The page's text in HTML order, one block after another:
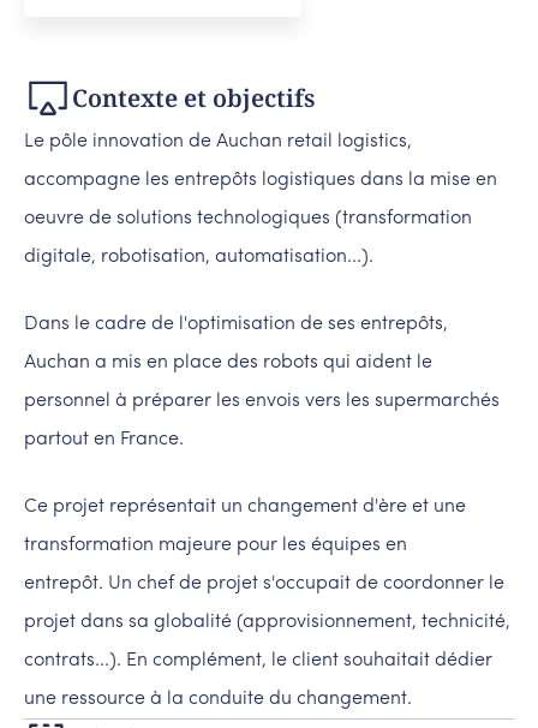
Contexte et objectifs
Le pôle innovation de Auchan retail logistics,
accompagne les entrepôts logistiques dans la mise en
oeuvre de solutions technologiques (transformation
digitale, robotisation, automatisation...).
Dans le cadre de l'optimisation de ses entrepôts,
Auchan a mis en place des robots qui aident le
personnel à préparer les envois vers les supermarchés
partout en France.
Ce projet représentait un changement d'ère et une
transformation majeure pour les équipes en
entrepôt. Un chef de projet s'occupait de coordonner le
projet dans sa globalité (approvisionnement, technicité,
contrats...). En complément, le client souhaitait dédier
une ressource à la conduite du changement.